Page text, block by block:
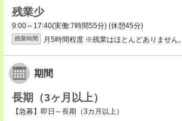
残業少
9:00～17:40(実働:7時間55分) (休憩45分)
残業時間 月5時間程度 ※残業はほとんどありません。
期間
長期（3ヶ月以上）
【急募】即日～長期（3カ月以上）